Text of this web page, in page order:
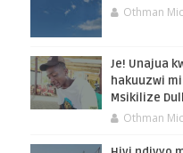
Othman
Je! Unajua
hakuuzwi
Msikilize
Othman